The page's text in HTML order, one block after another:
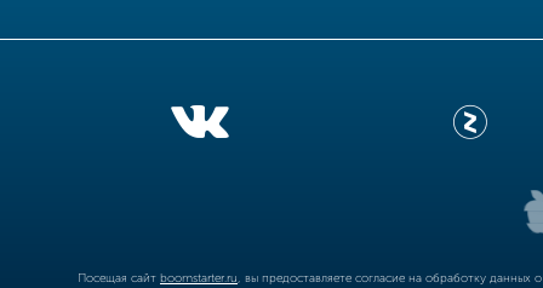
Посещая сайт boomstarter.ru , вы предоставляете согласие на обработку